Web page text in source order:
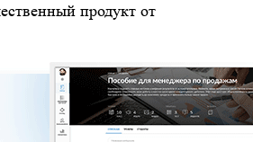
продукт от